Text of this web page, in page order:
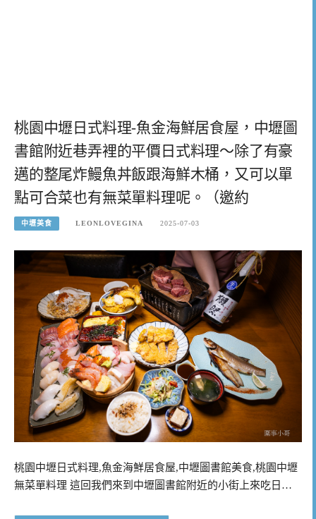
桃園中壢日式料理-魚金海鮮居食屋，中壢圖
書館附近巷弄裡的平價日式料理～除了有豪
邁的整尾炸鰻魚丼飯跟海鮮木桶，又可以單
點可合菜也有無菜單料理呢。（邀約
中壢美食 LEONLOVEGINA 2025-07-03
桃園中壢日式料理,魚金海鮮居食屋,中壢圖書館美食,桃園中壢
無菜單料理 這回我們來到中壢圖書館附近的小街上來吃日…